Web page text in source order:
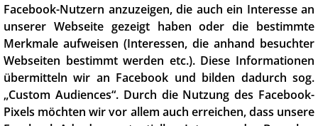
Facebook-Nutzern anzuzeigen, die auch ein Interesse an
unserer Webseite gezeigt haben oder die bestimmte
Merkmale aufweisen (Interessen, die anhand besuchter
Webseiten bestimmt werden etc.). Diese Informationen
übermitteln wir an Facebook und bilden dadurch sog.
„Custom Audiences“. Durch die Nutzung des Facebook-
Pixels möchten wir vor allem auch erreichen, dass unsere